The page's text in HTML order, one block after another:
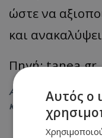
ώστε να
και
Πηγή: tanea.gr
Ακολουθήστε το
και μάθετε πρώτοι
Αυτός ο